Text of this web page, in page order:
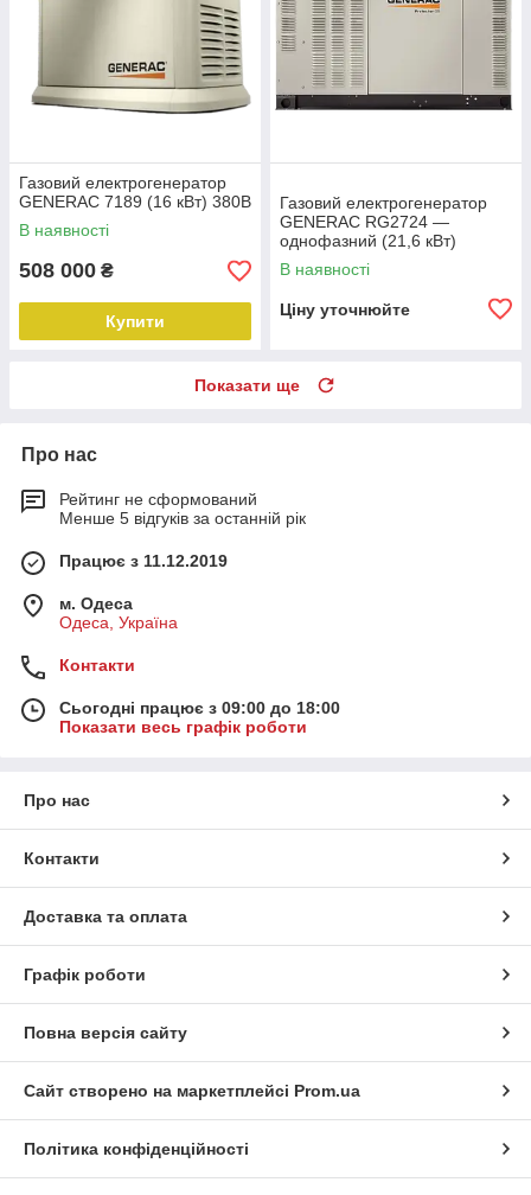
Газовий електрогенератор
GENERAC 7189 (16 кВт) 380В
В наявності
508 000 ₴
Купити
Газовий електрогенератор
GENERAC RG2724 —
однофазний (21,6 кВт)
В наявності
Ціну уточнюйте
Показати ще
Про нас
Рейтинг не сформований
Менше 5 відгуків за останній рік
Працює з 11.12.2019
м. Одеса
Одеса, Україна
Контакти
Сьогодні працює з 09:00 до 18:00
Показати весь графік роботи
Про нас
Контакти
Доставка та оплата
Графік роботи
Повна версія сайту
Сайт створено на маркетплейсі Prom.ua
Політика конфіденційності